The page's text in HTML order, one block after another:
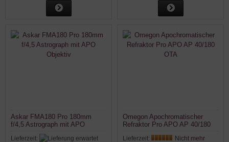
Askar FMA180 Pro 180mm
f/4,5 Astrograph mit APO
Lieferzeit:
Omegon Apochromatischer
Refraktor Pro APO AP 40/180
Lieferzeit:
Nicht mehr